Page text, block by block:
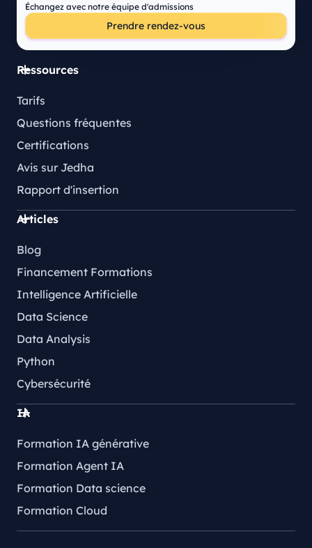
Échangez avec notre équipe d'admissions
Prendre rendez-vous
Ressources
Tarifs
Questions fréquentes
Certifications
Avis sur Jedha
Rapport d'insertion
Articles
Blog
Financement Formations
Intelligence Artificielle
Data Science
Data Analysis
Python
Cybersécurité
IA
Formation IA générative
Formation Agent IA
Formation Data science
Formation Cloud